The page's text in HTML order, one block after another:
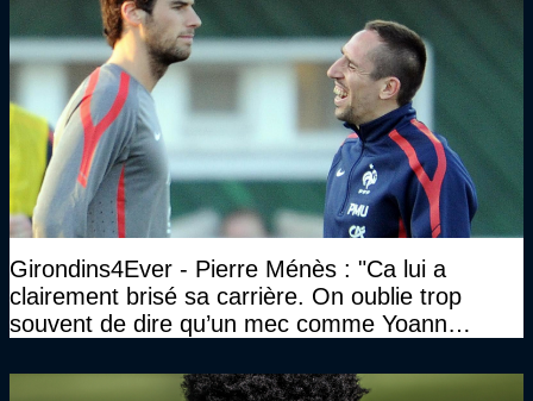
Girondins4Ever - Pierre Ménès : "Ca lui a
clairement brisé sa carrière. On oublie trop
souvent de dire qu’un mec comme Yoann